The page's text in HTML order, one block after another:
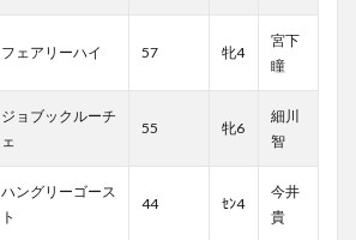
フェアリーハイ 57 牝4
宮下
瞳
ジョブックルーチ
ェ
55 牝6
細川
智
ハングリーゴース
ト
44 ｾﾝ4
今井
貴